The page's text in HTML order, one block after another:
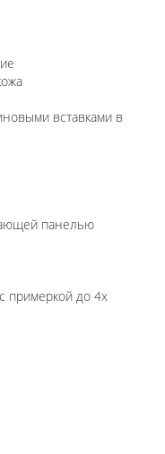
вставками в
панелью
примеркой до 4х